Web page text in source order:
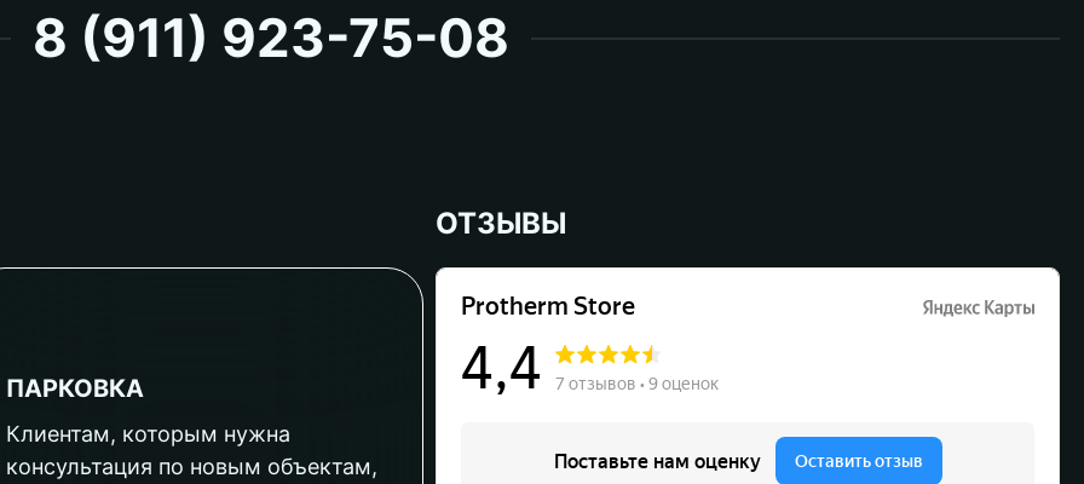
8 (911) 923-75-08
ПАРКОВКА
Клиентам, которым нужна
консультация по новым объектам,
ОТЗЫВЫ